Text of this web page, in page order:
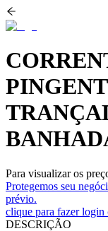
Para visualizar os
Protegemos seu
prévio.
clique para fazer login
DESCRIÇÃO